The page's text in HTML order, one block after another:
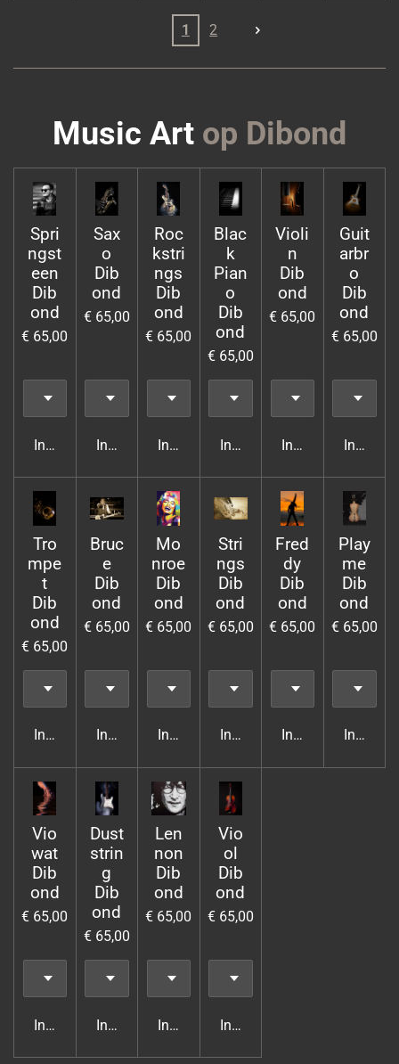
1 2
Music Art op Dibond
Spri
ngst
een
Dib
ond
€ 65,00
In winkelwagen
Sax
o
Dib
ond
€ 65,00
In winkelwagen
Roc
kstri
ngs
Dib
ond
€ 65,00
In winkelwagen
Blac
k
Pian
o
Dib
ond
€ 65,00
In winkelwagen
Violi
n
Dib
ond
€ 65,00
In winkelwagen
Guit
arbr
o
Dib
ond
€ 65,00
In
Tro
mpe
t
Dib
ond
€ 65,00
In winkelwagen
Bruc
e
Dib
ond
€ 65,00
In winkelwagen
Mo
nroe
Dib
ond
€ 65,00
In winkelwagen
Stri
ngs
Dib
ond
€ 65,00
In winkelwagen
Fred
dy
Dib
ond
€ 65,00
In winkelwagen
Play
me
Dib
ond
€ 65,00
In
Vio
wat
Dib
ond
€ 65,00
In winkelwagen
Dust
strin
g
Dib
ond
€ 65,00
In winkelwagen
Len
non
Dib
ond
€ 65,00
In winkelwagen
Vio
ol
Dib
ond
€ 65,00
In winkelwagen